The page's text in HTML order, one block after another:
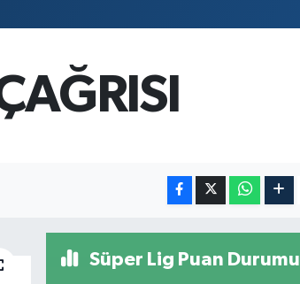
64,4811
GRAM ALTIN
6660.55
%0
Süper Lig Puan Durumu